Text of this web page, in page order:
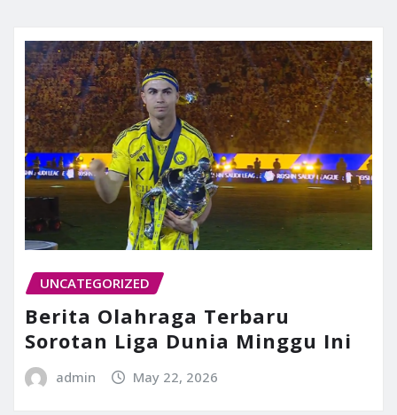
UNCATEGORIZED
Berita Olahraga Terbaru
Sorotan Liga Dunia Minggu Ini
admin May 22, 2026